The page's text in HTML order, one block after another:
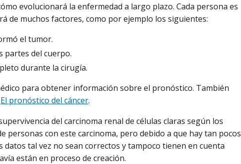
evolucionará la enfermedad a largo plazo. Cada persona es
de muchos factores, como por ejemplo los siguientes:
el tumor.
partes del cuerpo.
durante la cirugía.
para obtener información sobre el pronóstico. También
El pronóstico del cáncer.
del carcinoma renal de células claras según los
personas con este carcinoma, pero debido a que hay tan pocos
datos tal vez no sean correctos y tampoco tienen en cuenta
están en proceso de creación.